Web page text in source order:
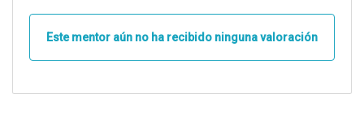
Este mentor aún no ha recibido ninguna valoración